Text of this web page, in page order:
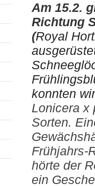
Am 15.2.
Richtung
(Royal
konnten
Lonicera x
Sorten.
Frühjahrs-
hörte der
ein